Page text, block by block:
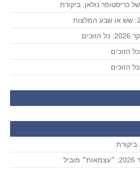
כריסטופר נולאן, ביקורת
הזוכים
ביקורת